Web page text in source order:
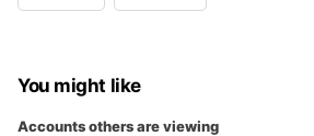
You might like
Accounts others are viewing